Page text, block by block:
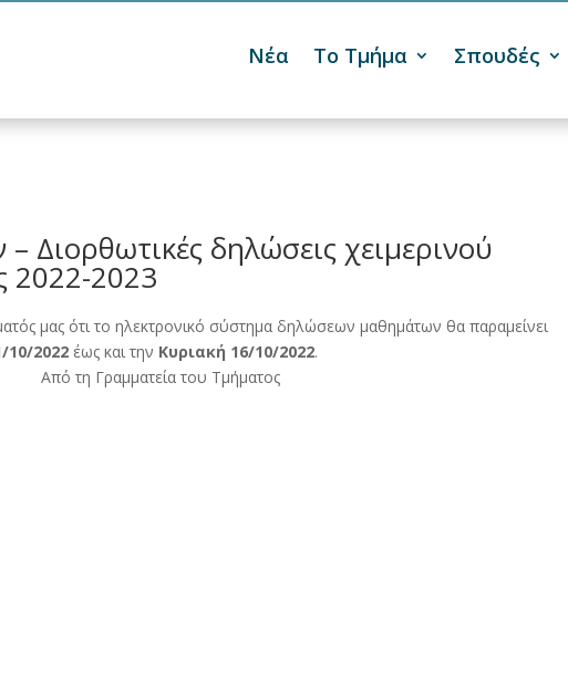
Νέα Το Τμήμα Σπουδές
Διορθωτικές δηλώσεις χειμερινού
2022-2023
μας ότι το ηλεκτρονικό σύστημα δηλώσεων μαθημάτων θα παραμείνει
10/2022 έως και την Κυριακή 16/10/2022.
Από τη Γραμματεία του Τμήματος